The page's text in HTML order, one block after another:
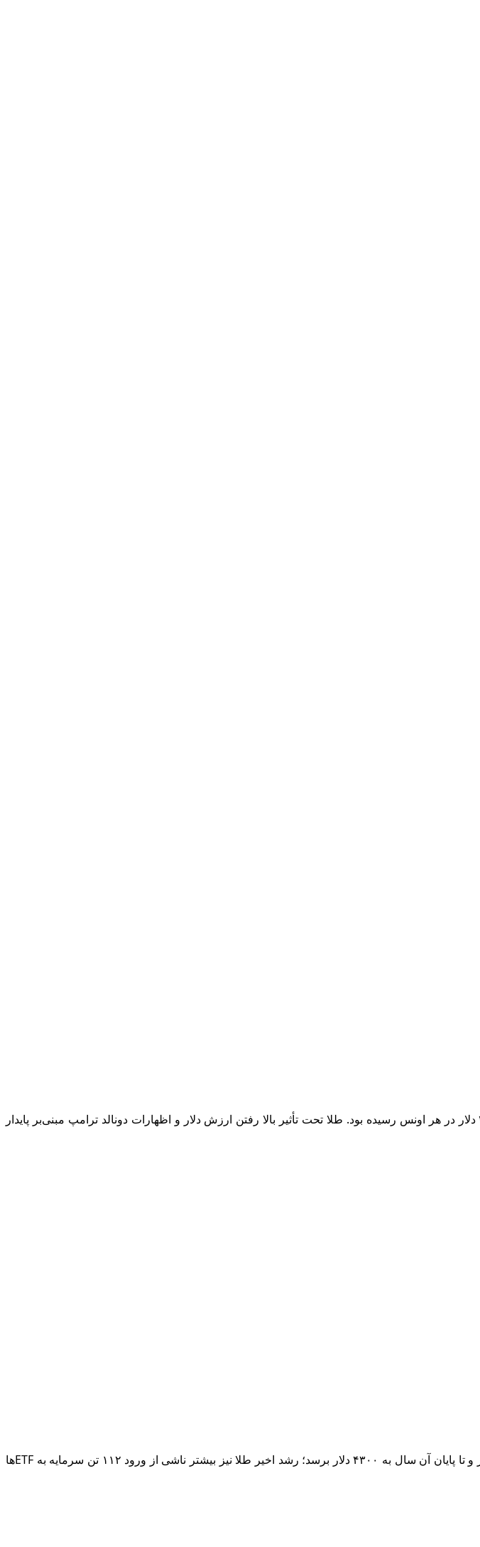
قیمت طلا بیش‌از ۲ درصد در معاملات روز جمعه کاهش یافت، اما قبل‌از آن به رکوردی بالاتر از ۴۳۰۰ دلار در هر اونس رسیده بود. طلا تحت تأثیر بالا رفتن ارزش دلار و اظهارات دونالد ترامپ مبنی‌بر پایدار
بانک گلدمن ساکس در تازه‌ترین گزارش خود پیش‌بینی کرد قیمت طلا تا میانه سال ۲۰۲۶ به ۴ هزار دلار و تا پایان آن سال به ۴۳۰۰ دلار برسد؛ رشد اخیر طلا نیز بیشتر ناشی از ورود ۱۱۲ تن سرمایه به ETFها